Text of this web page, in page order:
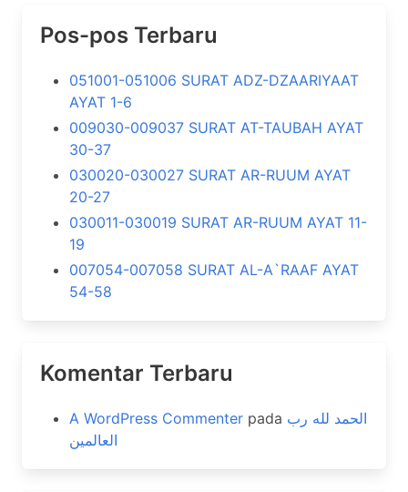
Pos-pos Terbaru
051001-051006 SURAT ADZ-DZAARIYAAT
AYAT 1-6
009030-009037 SURAT AT-TAUBAH AYAT
30-37
030020-030027 SURAT AR-RUUM AYAT
20-27
030011-030019 SURAT AR-RUUM AYAT 11-
19
007054-007058 SURAT AL-A`RAAF AYAT
54-58
Komentar Terbaru
A WordPress Commenter pada الحمد لله رب
العالمين